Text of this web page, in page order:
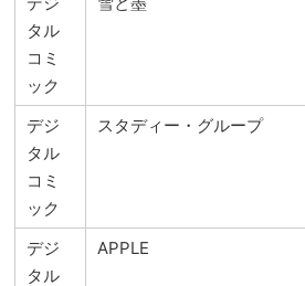
タル
コミ
ック
デジ
タル
コミ
ック
スタディー・グループ
デジ
タル
APPLE